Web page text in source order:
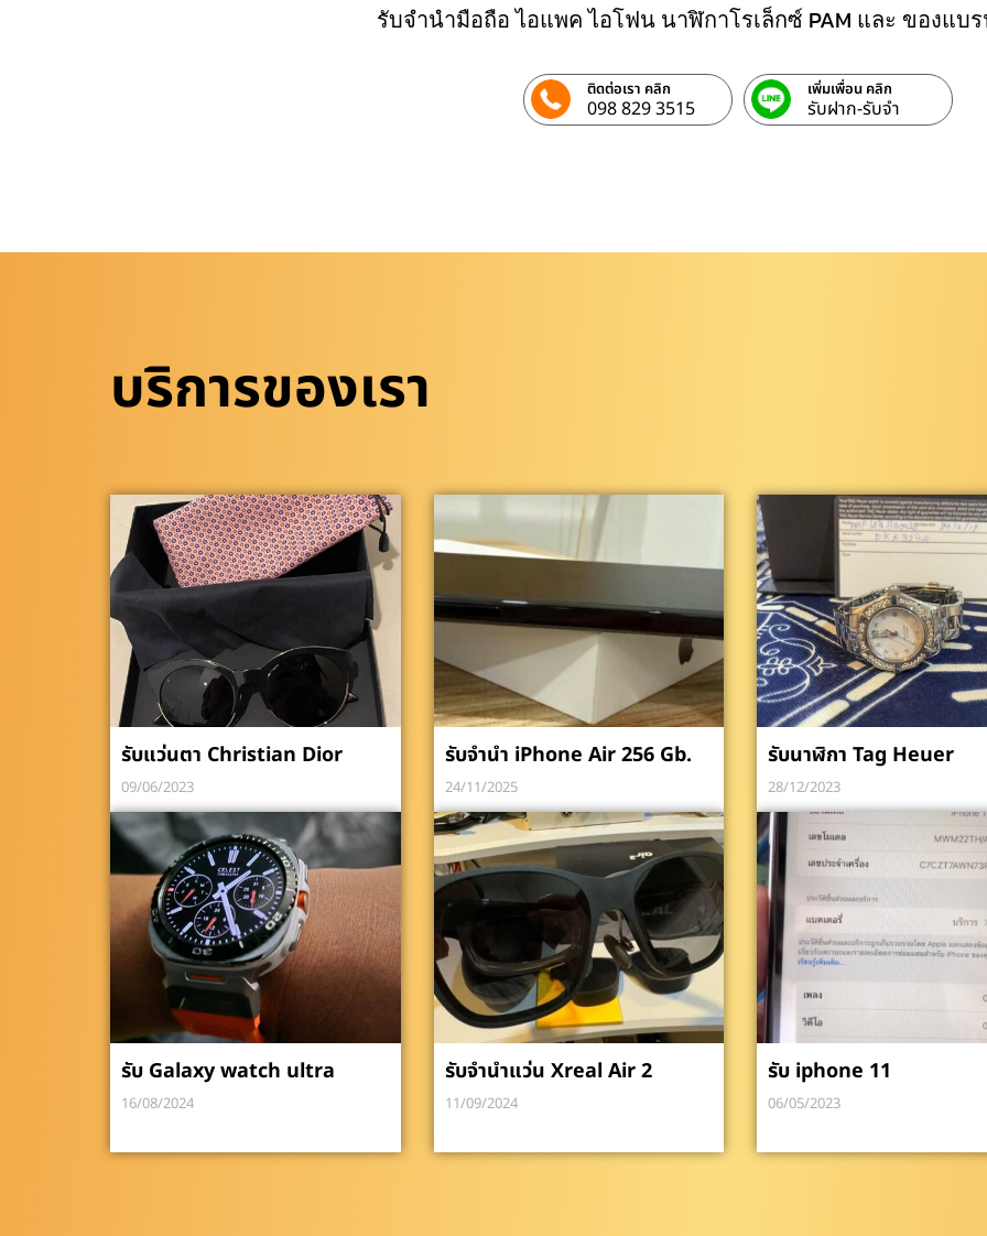
รับจำนำมือถือ ไอแพค ไอโฟน นาฬิกาโรเล็กซ์ PAM และ ของแบ
ติดต่อเรา คลิก
098 829 3515
เพิ่มเพื่อน คลิก
รับฝาก-รับจํา
บริการของเรา
รับแว่นตา Christian Dior
09/06/2023
รับจำนำ iPhone Air 256 Gb.
24/11/2025
รับนาฬิกา Tag Heuer
28/12/2023
รับ Galaxy watch ultra
16/08/2024
รับจำนำแว่น Xreal Air 2
11/09/2024
รับ iphone 11
06/05/2023